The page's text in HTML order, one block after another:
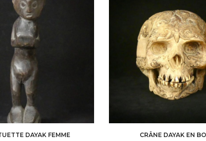
DAYAK FEMME
CRÂNE DAYAK EN